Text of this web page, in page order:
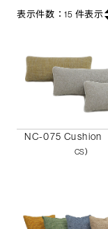
表示件数：15 件表示
NC-075 Cushion
CS）